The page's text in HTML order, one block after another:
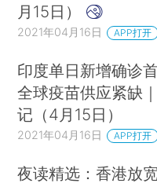
月15日）
2021年04月16日 APP打开
印度单日新增确诊
全球疫苗供应紧缺
记（4月15日）
2021年04月16日 APP打开
夜读精选：香港放